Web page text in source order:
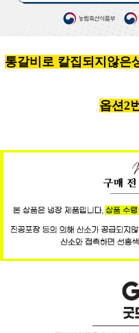
통갈비로 칼집되지않은
옵션2